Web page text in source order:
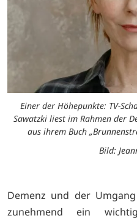
Einer der Höhepunkte: TV-
Sawatzki liest im Rahmen der
aus ihrem Buch
Bild:
Demenz und der
zunehmend ein